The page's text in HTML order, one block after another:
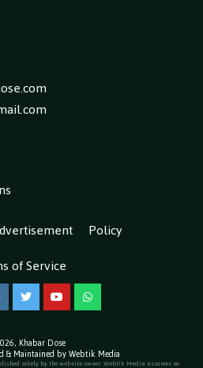
Policy
of Service
TwitterYouTubeWhatsApp
Khabar Dose
& Maintained by Webtik Media
solely by the website owner. Webtik Media assumes no